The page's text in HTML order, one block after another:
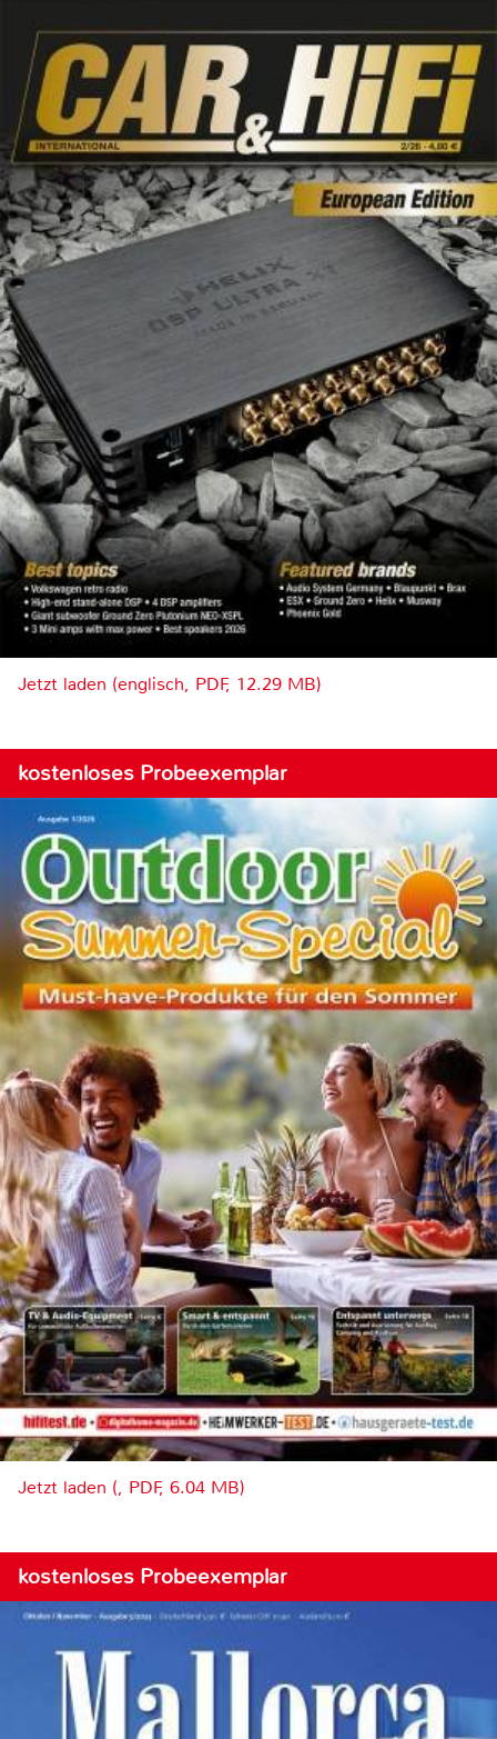
Jetzt laden (englisch, PDF, 12.29 MB)
kostenloses Probeexemplar
Jetzt laden (, PDF, 6.04 MB)
kostenloses Probeexemplar